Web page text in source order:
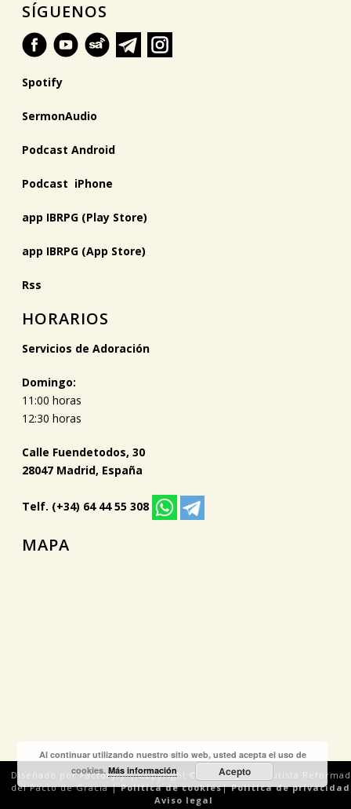
SÍGUENOS
Spotify
SermonAudio
Podcast Android
Podcast iPhone
app IBRPG (Play Store)
app IBRPG (App Store)
Rss
HORARIOS
Servicios de Adoración
Domingo:
11:00 horas
12:30 horas
Calle Fuendetodos, 30
28047 Madrid, España
Telf. (+34) 64 44 55 308
MAPA
Diseñado por Factoryfy | Copyright © 2018 Iglesia Bautista
del Pacto de Gracia |Política de cookies|Política de privacidad
Aviso legal
Al continuar utilizando nuestro sitio web, usted acepta el uso de
cookies.Más información Acepto